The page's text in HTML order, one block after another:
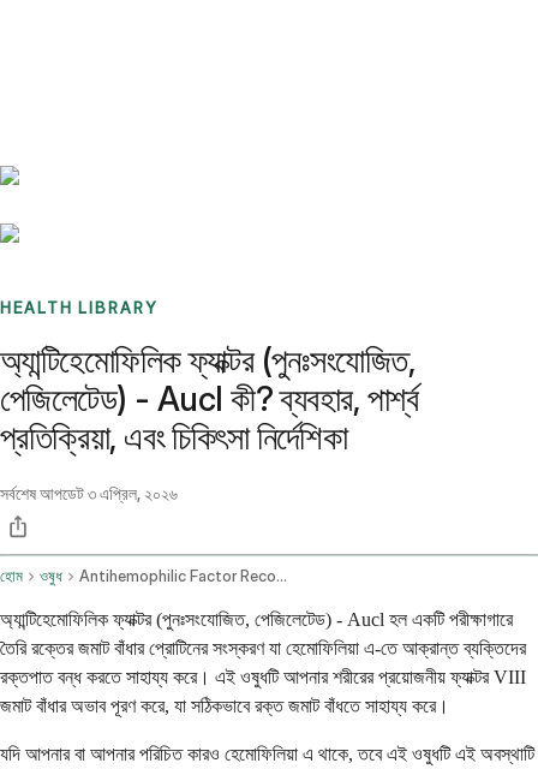
HEALTH LIBRARY
অ্যান্টিহেমোফিলিক ফ্যাক্টর (পুনঃসংযোজিত,
পেজিলেটেড) - Aucl কী? ব্যবহার, পার্শ্ব
প্রতিক্রিয়া, এবং চিকিৎসা নির্দেশিকা
সর্বশেষ আপডেট৩ এপ্রিল, ২০২৬
হোম ওষুধ Antihemophilic Factor Recombinant Pegylated Aucl Intravenous Route
অ্যান্টিহেমোফিলিক ফ্যাক্টর (পুনঃসংযোজিত, পেজিলেটেড) - Aucl হল একটি পরীক্ষাগারে
তৈরি রক্তের জমাট বাঁধার প্রোটিনের সংস্করণ যা হেমোফিলিয়া এ-তে আক্রান্ত ব্যক্তিদের
রক্তপাত বন্ধ করতে সাহায্য করে। এই ওষুধটি আপনার শরীরের প্রয়োজনীয় ফ্যাক্টর VIII
জমাট বাঁধার অভাব পূরণ করে, যা সঠিকভাবে রক্ত জমাট বাঁধতে সাহায্য করে।
যদি আপনার বা আপনার পরিচিত কারও হেমোফিলিয়া এ থাকে, তবে এই ওষুধটি এই অবস্থাটি